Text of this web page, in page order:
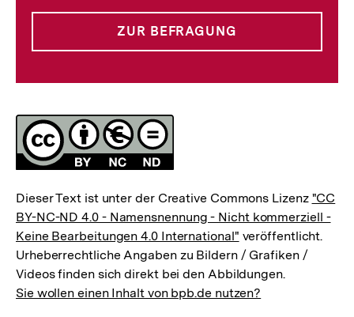
ZUR BEFRAGUNG
Lizenz
Dieser Text ist unter der Creative Commons Lizenz "CC
BY-NC-ND 4.0 - Namensnennung - Nicht kommerziell -
Keine Bearbeitungen 4.0 International" veröffentlicht.
Urheberrechtliche Angaben zu Bildern / Grafiken /
Videos finden sich direkt bei den Abbildungen.
Sie wollen einen Inhalt von bpb.de nutzen?